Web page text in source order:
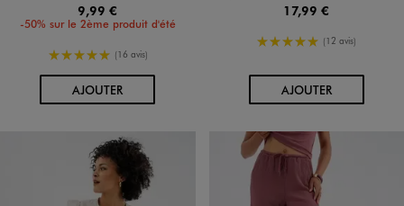
9,99 €
-50% sur le 2ème produit d'été
5/5 de moyenne
(16 avis)
AJOUTERAU PANIER
17,99 €
5/5 de moyenne
(12 avis)
AJOUTERAU PANIER